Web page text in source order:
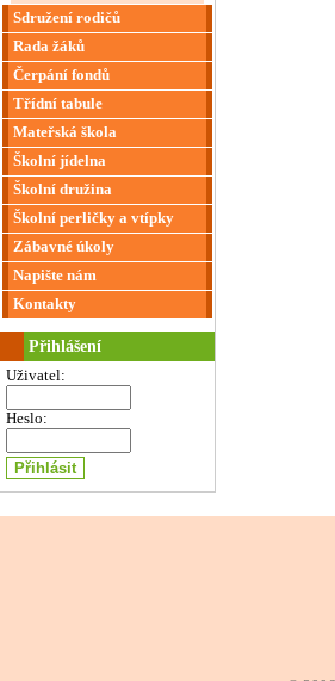
Sdružení rodičů
Rada žáků
Čerpání fondů
Třídní tabule
Mateřská škola
Školní jídelna
Školní družina
Školní perličky a vtípky
Zábavné úkoly
Napište nám
Kontakty
Přihlášení
Uživatel:
Heslo: